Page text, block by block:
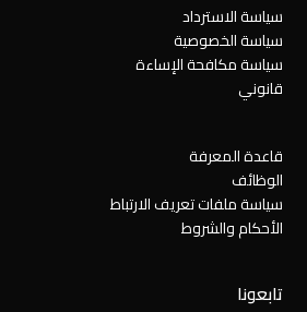
سياسة الاسترداد
سياسة الخصوصية
سياسة مكافحة الإساءة
قانوني
قاعدة المعرفة
الوظائف
سياسة ملفات تعريف الارتباط
الأحكام والشروط
تابعونا